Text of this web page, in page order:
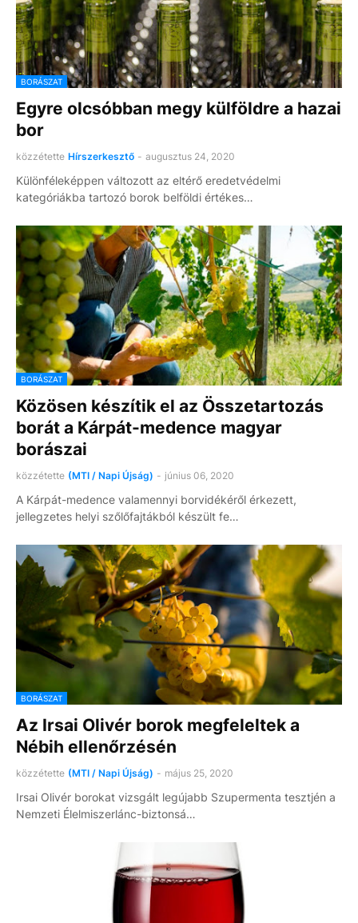
BORÁSZAT
Egyre olcsóbban megy külföldre a hazai
bor
közzétette Hírszerkesztő - augusztus 24, 2020
Különféleképpen változott az eltérő eredetvédelmi
kategóriákba tartozó borok belföldi értékes…
BORÁSZAT
Közösen készítik el az Összetartozás
borát a Kárpát-medence magyar
borászai
közzétette (MTI / Napi Újság) - június 06, 2020
A Kárpát-medence valamennyi borvidékéről érkezett,
jellegzetes helyi szőlőfajtákból készült fe…
BORÁSZAT
Az Irsai Olivér borok megfeleltek a
Nébih ellenőrzésén
közzétette (MTI / Napi Újság) - május 25, 2020
Irsai Olivér borokat vizsgált legújabb Szupermenta tesztjén a
Nemzeti Élelmiszerlánc-biztonsá…